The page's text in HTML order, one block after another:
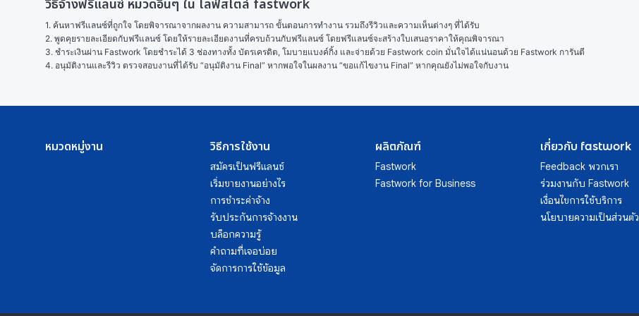
วิธีจ้างฟรีแลนซ์ หมวดอื่นๆ ใน ไลฟ์สไตล์ fastwork
1. ค้นหาฟรีแลนซ์ที่ถูกใจ โดยพิจารณาจากผลงาน ความสามารถ ขั้นตอนการทำงาน รวมถึงรีวิวและความเห็นต่างๆ ที่ได้รับ
2. พูดคุยรายละเอียดกับฟรีแลนซ์ โดยให้รายละเอียดงานที่ครบถ้วนกับฟรีแลนซ์ โดยฟรีแลนซ์จะสร้างใบเสนอราคาให้คุณพิจารณา
3. ชำระเงินผ่าน Fastwork โดยชำระได้ 3 ช่องทางทั้ง บัตรเครดิต, โมบายแบงค์กิ้ง และจ่ายด้วย Fastwork coin มั่นใจได้แน่นอนด้วย Fastwork การันตี
4. อนุมัติงานและรีวิว ตรวจสอบงานที่ได้รับ “อนุมัติงาน Final” หากพอใจในผลงาน “ขอแก้ไขงาน Final” หากคุณยังไม่พอใจกับงาน
หมวดหมู่งาน วิธีการใช้งาน
สมัครเป็นฟรีแลนซ์
เริ่มขายงานอย่างไร
การชำระค่าจ้าง
รับประกันการจ้างงาน
บล็อกความรู้
คำถามที่เจอบ่อย
จัดการการใช้ข้อมูล
ผลิตภัณฑ์
Fastwork
Fastwork for Business
เกี่ยวกับ fastwork
Feedback พวกเรา
ร่วมงานกับ Fastwork
เงื่อนไขการใช้บริการ
นโยบายความเป็นส่วนตัว